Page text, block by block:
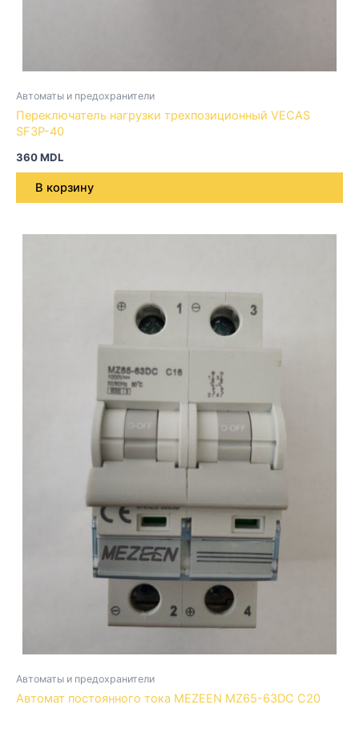
Автоматы и предохранители
Переключатель нагрузки трехпозиционный VECAS
SF3P-40
360MDL
В корзину
Автоматы и предохранители
Автомат постоянного тока MEZEEN MZ65-63DC C20